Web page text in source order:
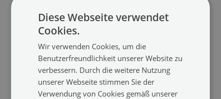
Diese Webseite verwendet
Cookies.
Wir verwenden Cookies, um die
Benutzerfreundlichkeit unserer Website zu
verbessern. Durch die weitere Nutzung
unserer Webseite stimmen Sie der
Verwendung von Cookies gemäß unserer